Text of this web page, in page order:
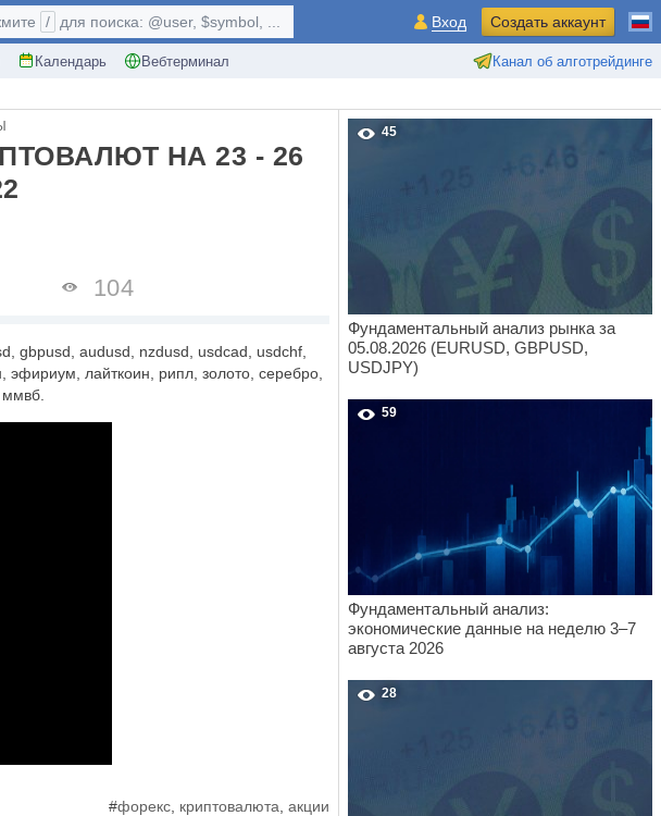
Календарь Вебтерминал Канал об алготрейдинге
/ для поиска: @user, $symbol, ... Вход Создать аккаунт
НА 23 - 26
104
gbpusd, audusd, nzdusd, usdcad, usdchf,
лайткоин, рипл, золото, серебро,
#форекс криптовалюта акции
45
Фундаментальный анализ рынка за
05.08.2026 (EURUSD, GBPUSD,
USDJPY)
59
Фундаментальный анализ:
экономические данные на неделю 3–7
августа 2026
28